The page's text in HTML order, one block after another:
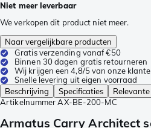
Niet meer leverbaar
We verkopen dit product niet meer.
Naar vergelijkbare producten
Gratis verzending vanaf €50
Binnen 30 dagen gratis retourneren
Wij krijgen een 4,8/5 van onze
Snelle levering uit eigen voorraad
Beschrijving
Specificaties
Artikelnummer AX-BE-200-MC
Armatus Carry Architect